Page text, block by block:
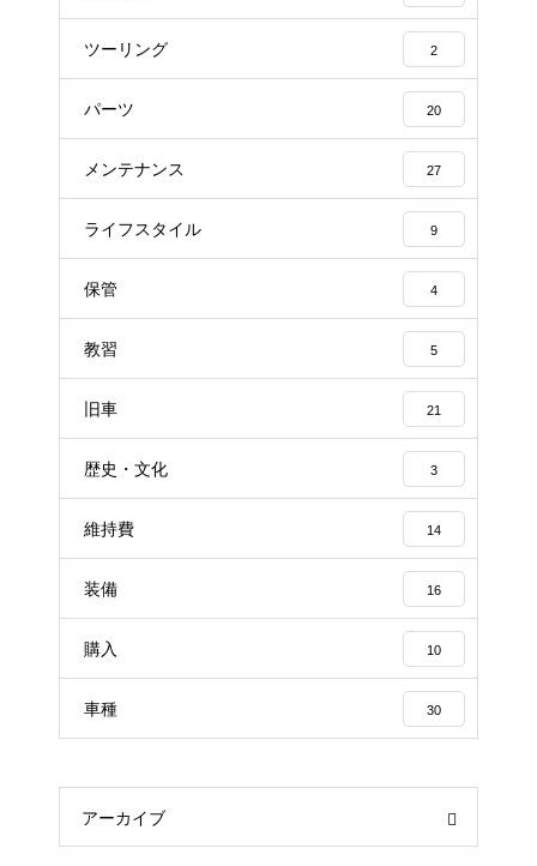
ツーリング 2
パーツ 20
メンテナンス 27
ライフスタイル 9
保管 4
教習 5
旧車 21
歴史・文化 3
維持費 14
装備 16
購入 10
車種 30
アーカイブ